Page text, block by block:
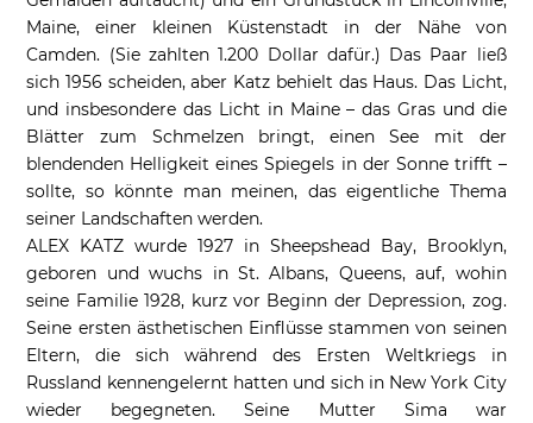
Maine, einer kleinen Küstenstadt in der Nähe von
Camden. (Sie zahlten 1.200 Dollar dafür.) Das Paar ließ
sich 1956 scheiden, aber Katz behielt das Haus. Das Licht,
und insbesondere das Licht in Maine – das Gras und die
Blätter zum Schmelzen bringt, einen See mit der
blendenden Helligkeit eines Spiegels in der Sonne trifft –
sollte, so könnte man meinen, das eigentliche Thema
seiner Landschaften werden.
ALEX KATZ wurde 1927 in Sheepshead Bay, Brooklyn,
geboren und wuchs in St. Albans, Queens, auf, wohin
seine Familie 1928, kurz vor Beginn der Depression, zog.
Seine ersten ästhetischen Einflüsse stammen von seinen
Eltern, die sich während des Ersten Weltkriegs in
Russland kennengelernt hatten und sich in New York City
wieder begegneten. Seine Mutter Sima war